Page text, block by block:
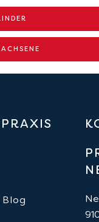
Blog